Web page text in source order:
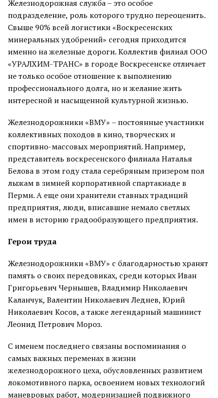
Железнодорожная служба – это особое
подразделение, роль которого трудно переоценить.
Свыше 90% всей логистики «Воскресенских
минеральных удобрений» сегодня приходится
именно на железные дороги. Коллектив филиал ООО
«УРАЛХИМ-ТРАНС» в городе Воскресенске отличает
не только особое отношение к выполнению
профессионального долга, но и желание жить
интересной и насыщенной культурной жизнью.
Железнодорожники «ВМУ» – постоянные участники
коллективных походов в кино, творческих и
спортивно-массовых мероприятий. Например,
представитель воскресенского филиала Наталья
Белова в этом году стала серебряным призером пол
лыжам в зимней корпоративной спартакиаде в
Перми. А еще они хранители ставных традиций
предприятия, люди, вписавшие немало светлых
имен в историю градообразующего предприятия.
Герои труда
Железнодорожники «ВМУ» с благодарностью хранят
память о своих передовиках, среди которых Иван
Григорьевич Чернышев, Владимир Николаевич
Каланчук, Валентин Николаевич Леднев, Юрий
Николаевич Косов, а также легендарный машинист
Леонид Петрович Мороз.
С именем последнего связаны воспоминания о
самых важных переменах в жизни
железнодорожного цеха, обусловленных развитием
локомотивного парка, освоением новых технологий
маневровых работ, модернизацией подвижного